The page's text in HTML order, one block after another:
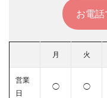
お電
月 火
営業
日
◯ ◯